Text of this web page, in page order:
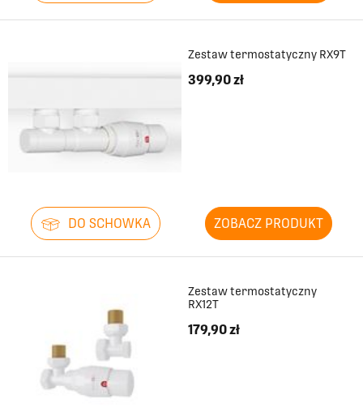
Zestaw termostatyczny RX9T
399,90 zł
DO SCHOWKA ZOBACZ PRODUKT
Zestaw termostatyczny
RX12T
179,90 zł